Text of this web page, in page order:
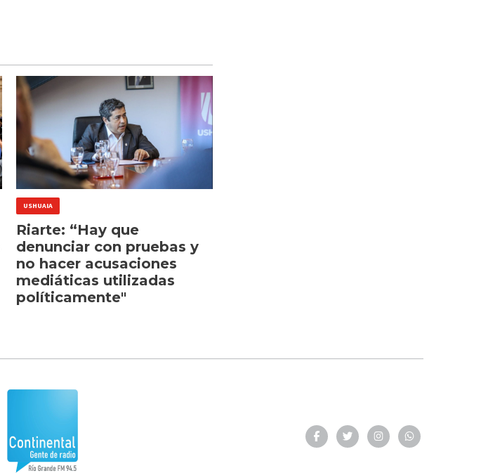
USHUAIA
Riarte: “Hay que
denunciar con pruebas y
no hacer acusaciones
mediáticas utilizadas
políticamente"